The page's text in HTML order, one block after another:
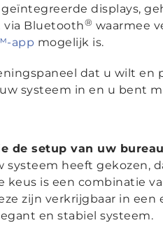
displays,
Bluetooth® waarmee
app mogelijk is.
dat u wilt en
systeem in en u bent
de setup van uw
systeem heeft gekozen,
keus is een combinatie
zijn verkrijgbaar in
en stabiel systeem.